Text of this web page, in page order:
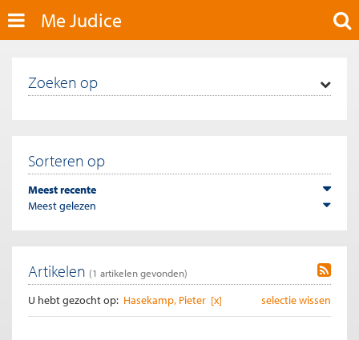
Me Judice
Zoeken op
Sorteren op
Meest recente
Meest gelezen
Artikelen (1 artikelen gevonden)
U hebt gezocht op: selectie wissen
Hasekamp, Pieter [x]